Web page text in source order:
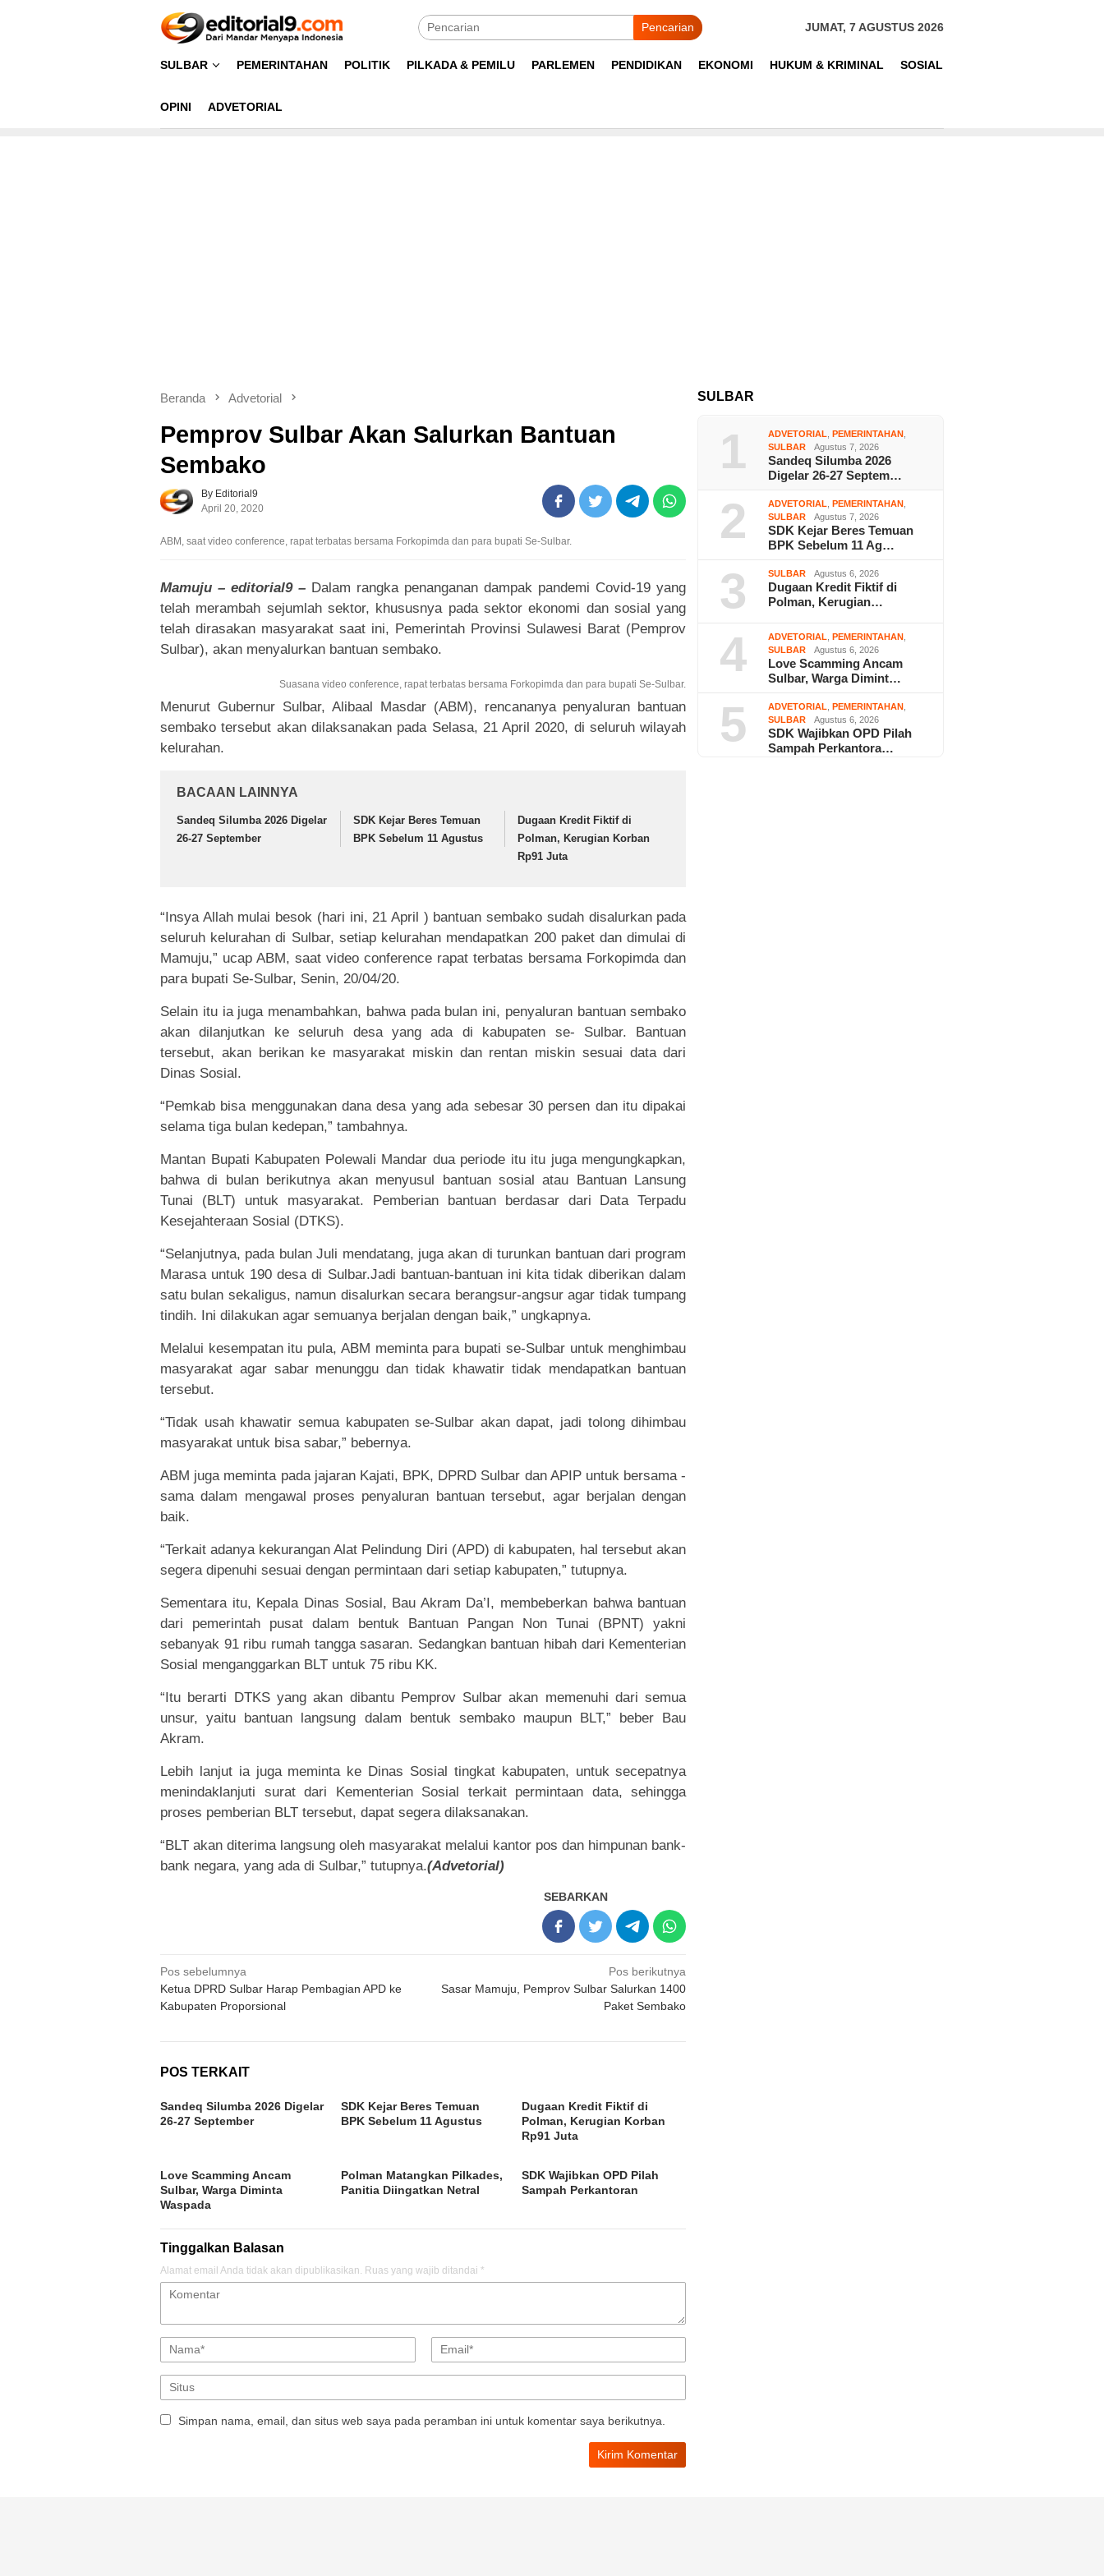
Pencarian JUMAT, 7 AGUSTUS 2026
SULBAR PEMERINTAHAN POLITIK PILKADA & PEMILU PARLEMEN PENDIDIKAN EKONOMI HUKUM & KRIMINAL SOSIAL
OPINI ADVETORIAL
Beranda Advetorial
Pemprov Sulbar Akan Salurkan Bantuan
Sembako
By Editorial9
April 20, 2020
ABM, saat video conference, rapat terbatas bersama Forkopimda dan para bupati Se-Sulbar.
Mamuju – editorial9 – Dalam rangka penanganan dampak pandemi Covid-19 yang
telah merambah sejumlah sektor, khususnya pada sektor ekonomi dan sosial yang
telah dirasakan masyarakat saat ini, Pemerintah Provinsi Sulawesi Barat (Pemprov
Sulbar), akan menyalurkan bantuan sembako.
Suasana video conference, rapat terbatas bersama Forkopimda dan para bupati Se-Sulbar.
Menurut Gubernur Sulbar, Alibaal Masdar (ABM), rencananya penyaluran bantuan
sembako tersebut akan dilaksanakan pada Selasa, 21 April 2020, di seluruh wilayah
kelurahan.
BACAAN LAINNYA
Sandeq Silumba 2026 Digelar
26-27 September
SDK Kejar Beres Temuan
BPK Sebelum 11 Agustus
Dugaan Kredit Fiktif di
Polman, Kerugian Korban
Rp91 Juta
“Insya Allah mulai besok (hari ini, 21 April ) bantuan sembako sudah disalurkan pada
seluruh kelurahan di Sulbar, setiap kelurahan mendapatkan 200 paket dan dimulai di
Mamuju,” ucap ABM, saat video conference rapat terbatas bersama Forkopimda dan
para bupati Se-Sulbar, Senin, 20/04/20.
Selain itu ia juga menambahkan, bahwa pada bulan ini, penyaluran bantuan sembako
akan dilanjutkan ke seluruh desa yang ada di kabupaten se- Sulbar. Bantuan
tersebut, akan berikan ke masyarakat miskin dan rentan miskin sesuai data dari
Dinas Sosial.
“Pemkab bisa menggunakan dana desa yang ada sebesar 30 persen dan itu dipakai
selama tiga bulan kedepan,” tambahnya.
Mantan Bupati Kabupaten Polewali Mandar dua periode itu itu juga mengungkapkan,
bahwa di bulan berikutnya akan menyusul bantuan sosial atau Bantuan Lansung
Tunai (BLT) untuk masyarakat. Pemberian bantuan berdasar dari Data Terpadu
Kesejahteraan Sosial (DTKS).
“Selanjutnya, pada bulan Juli mendatang, juga akan di turunkan bantuan dari program
Marasa untuk 190 desa di Sulbar.Jadi bantuan-bantuan ini kita tidak diberikan dalam
satu bulan sekaligus, namun disalurkan secara berangsur-angsur agar tidak tumpang
tindih. Ini dilakukan agar semuanya berjalan dengan baik,” ungkapnya.
Melalui kesempatan itu pula, ABM meminta para bupati se-Sulbar untuk menghimbau
masyarakat agar sabar menunggu dan tidak khawatir tidak mendapatkan bantuan
tersebut.
“Tidak usah khawatir semua kabupaten se-Sulbar akan dapat, jadi tolong dihimbau
masyarakat untuk bisa sabar,” bebernya.
ABM juga meminta pada jajaran Kajati, BPK, DPRD Sulbar dan APIP untuk bersama -
sama dalam mengawal proses penyaluran bantuan tersebut, agar berjalan dengan
baik.
“Terkait adanya kekurangan Alat Pelindung Diri (APD) di kabupaten, hal tersebut akan
segera dipenuhi sesuai dengan permintaan dari setiap kabupaten,” tutupnya.
Sementara itu, Kepala Dinas Sosial, Bau Akram Da’I, membeberkan bahwa bantuan
dari pemerintah pusat dalam bentuk Bantuan Pangan Non Tunai (BPNT) yakni
sebanyak 91 ribu rumah tangga sasaran. Sedangkan bantuan hibah dari Kementerian
Sosial menganggarkan BLT untuk 75 ribu KK.
“Itu berarti DTKS yang akan dibantu Pemprov Sulbar akan memenuhi dari semua
unsur, yaitu bantuan langsung dalam bentuk sembako maupun BLT,” beber Bau
Akram.
Lebih lanjut ia juga meminta ke Dinas Sosial tingkat kabupaten, untuk secepatnya
menindaklanjuti surat dari Kementerian Sosial terkait permintaan data, sehingga
proses pemberian BLT tersebut, dapat segera dilaksanakan.
“BLT akan diterima langsung oleh masyarakat melalui kantor pos dan himpunan bank-
bank negara, yang ada di Sulbar,” tutupnya.(Advetorial)
SEBARKAN
Navigasi
pos
Pos sebelumnya
Ketua DPRD Sulbar Harap Pembagian APD ke
Kabupaten Proporsional
Pos berikutnya
Sasar Mamuju, Pemprov Sulbar Salurkan 1400
Paket Sembako
POS TERKAIT
Sandeq Silumba 2026 Digelar
26-27 September
SDK Kejar Beres Temuan
BPK Sebelum 11 Agustus
Dugaan Kredit Fiktif di
Polman, Kerugian Korban
Rp91 Juta
Love Scamming Ancam
Sulbar, Warga Diminta
Waspada
Polman Matangkan Pilkades,
Panitia Diingatkan Netral
SDK Wajibkan OPD Pilah
Sampah Perkantoran
Tinggalkan Balasan
Alamat email Anda tidak akan dipublikasikan. Ruas yang wajib ditandai *
Simpan nama, email, dan situs web saya pada peramban ini untuk komentar saya berikutnya.
SULBAR
1 ADVETORIAL ,PEMERINTAHAN
SULBAR
Agustus 7, 2026
Sandeq Silumba 2026
Digelar 26-27 Septem…
2 ADVETORIAL ,PEMERINTAHAN
SULBAR
Agustus 7, 2026
SDK Kejar Beres Temuan
BPK Sebelum 11 Ag…
3 SULBAR Agustus 6, 2026
Dugaan Kredit Fiktif di
Polman, Kerugian…
4 ADVETORIAL ,PEMERINTAHAN
SULBAR
Agustus 6, 2026
Love Scamming Ancam
Sulbar, Warga Dimint…
5 ADVETORIAL ,PEMERINTAHAN
SULBAR
Agustus 6, 2026
SDK Wajibkan OPD Pilah
Sampah Perkantora…